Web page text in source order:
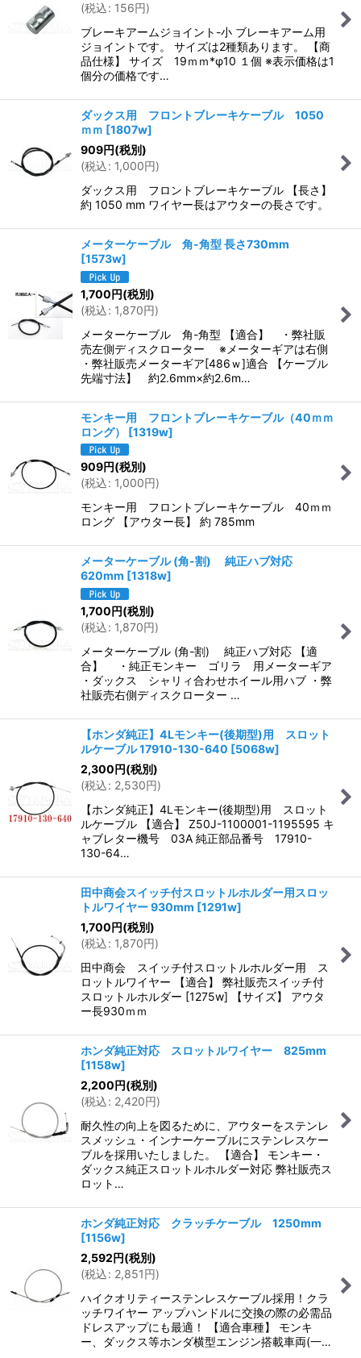
(税込: 156円)
ブレーキアームジョイント-小 ブレーキアーム用
ジョイントです。 サイズは2種類あります。 【商
品仕様】 サイズ 19ｍｍ*φ10 １個 ※表示価格は1
個分の価格です…
ダックス用 フロントブレーキケーブル 1050
ｍｍ [1807w]
909円(税別)
(税込: 1,000円)
ダックス用 フロントブレーキケーブル 【長さ】
約 1050 mm ワイヤー長はアウターの長さです。
メーターケーブル 角-角型 長さ730mm
[1573w]
1,700円(税別)
(税込: 1,870円)
メーターケーブル 角-角型 【適合】 ・弊社販
売左側ディスクローター ※メーターギアは右側
・弊社販売メーターギア[486ｗ]適合 【ケーブル
先端寸法】 約2.6mm×約2.6m…
モンキー用 フロントブレーキケーブル（40ｍｍ
ロング）
[1319w]
909円(税別)
(税込: 1,000円)
モンキー用 フロントブレーキケーブル 40ｍｍ
ロング 【アウター長】 約 785mm
メーターケーブル (角-割) 純正ハブ対応
620mm [1318w]
1,700円(税別)
(税込: 1,870円)
メーターケーブル (角-割) 純正ハブ対応 【適
合】 ・純正モンキー ゴリラ 用メーターギア
・ダックス シャリィ合わせホイール用ハブ ・弊
社販売右側ディスクローター …
【ホンダ純正】4Lモンキー(後期型)用 スロット
ルケーブル 17910-130-640 [5068w]
2,300円(税別)
(税込: 2,530円)
【ホンダ純正】4Lモンキー(後期型)用 スロット
ルケーブル 【適合】 Z50J-1100001-1195595 キ
ャブレター機号 03A 純正部品番号 17910-
130-64…
田中商会スイッチ付スロットルホルダー用スロッ
トルワイヤー 930mm [1291w]
1,700円(税別)
(税込: 1,870円)
田中商会 スイッチ付スロットルホルダー用 ス
ロットルワイヤー 【適合】 弊社販売スイッチ付
スロットルホルダー [1275w] 【サイズ】 アウタ
ー長930ｍｍ
ホンダ純正対応 スロットルワイヤー 825mm
[1158w]
2,200円(税別)
(税込: 2,420円)
耐久性の向上を図るために、アウターをステンレ
スメッシュ・インナーケーブルにステンレスケー
ブルを採用いたしました。 【適合】 モンキー・
ダックス純正スロットルホルダー対応 弊社販売ス
ロット…
ホンダ純正対応 クラッチケーブル 1250mm
[1156w]
2,592円(税別)
(税込: 2,851円)
ハイクオリティーステンレスケーブル採用！クラ
ッチワイヤー アップハンドルに交換の際の必需品
ドレスアップにも最適！ 【適合車種】 モンキ
ー、ダックス等ホンダ横型エンジン搭載車両(一…